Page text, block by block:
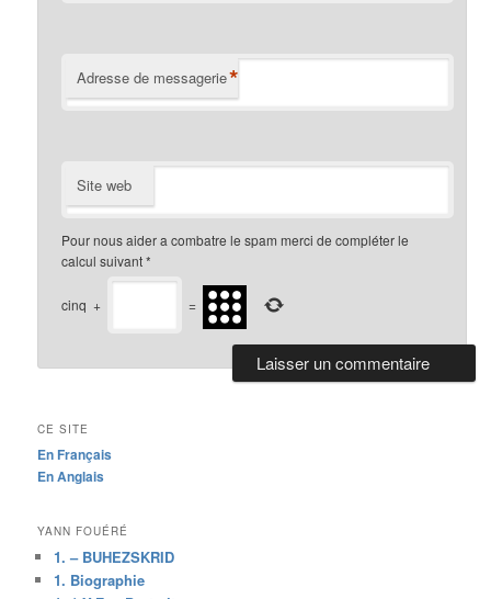
Adresse de messagerie*
Site web
Pour nous aider a combatre le spam merci de compléter le
calcul suivant*
cinq + =
CE SITE
En Français
En Anglais
YANN FOUÉRÉ
1. – BUHEZSKRID
1. Biographie